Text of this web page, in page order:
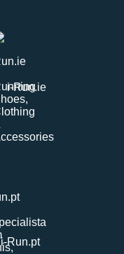
i-Run.ie
i-Run.pt